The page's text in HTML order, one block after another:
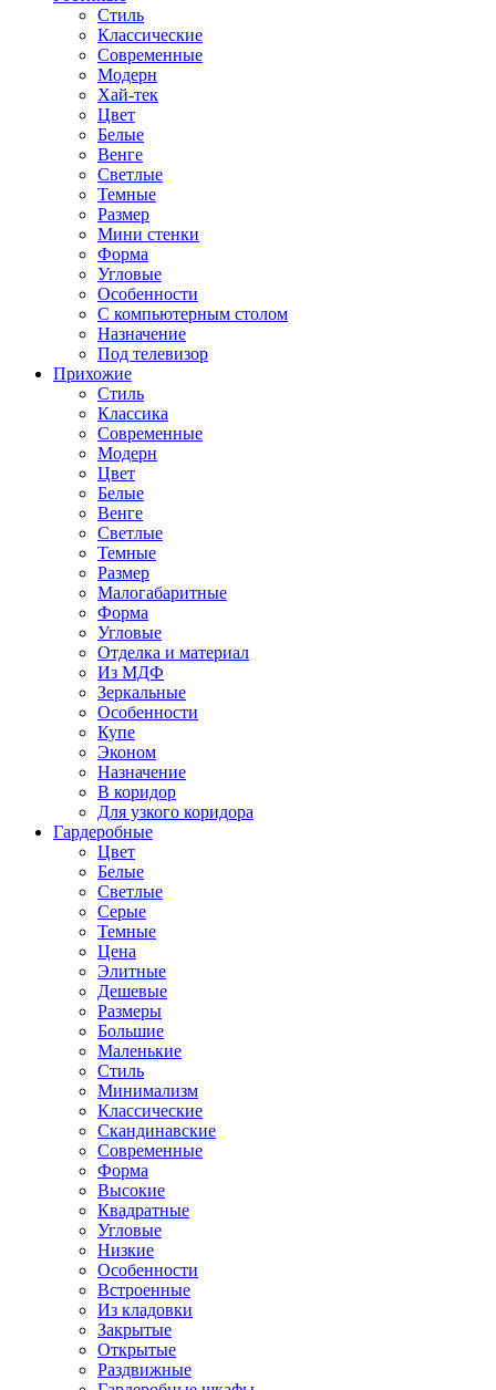
Стиль
Классические
Современные
Модерн
Хай-тек
Цвет
Белые
Венге
Светлые
Темные
Размер
Мини стенки
Форма
Угловые
Особенности
С компьютерным столом
Назначение
Под телевизор
Прихожие
Стиль
Классика
Современные
Модерн
Цвет
Белые
Венге
Светлые
Темные
Размер
Малогабаритные
Форма
Угловые
Отделка и материал
Из МДФ
Зеркальные
Особенности
Купе
Эконом
Назначение
В коридор
Для узкого коридора
Гардеробные
Цвет
Белые
Светлые
Серые
Темные
Цена
Элитные
Дешевые
Размеры
Большие
Маленькие
Стиль
Минимализм
Классические
Скандинавские
Современные
Форма
Высокие
Квадратные
Угловые
Низкие
Особенности
Встроенные
Из кладовки
Закрытые
Открытые
Раздвижные